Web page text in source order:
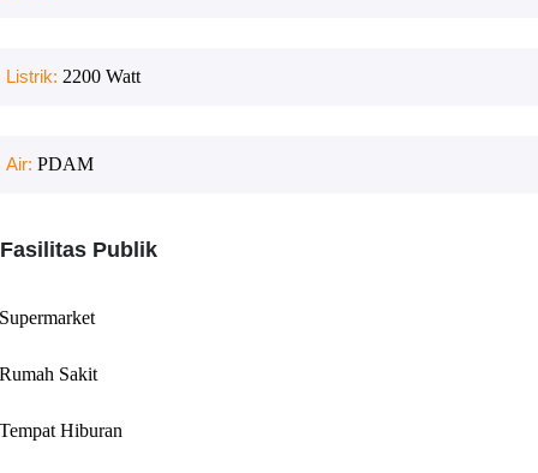
Listrik: 2200 Watt
Air: PDAM
Fasilitas Publik
Supermarket
Rumah Sakit
Tempat Hiburan